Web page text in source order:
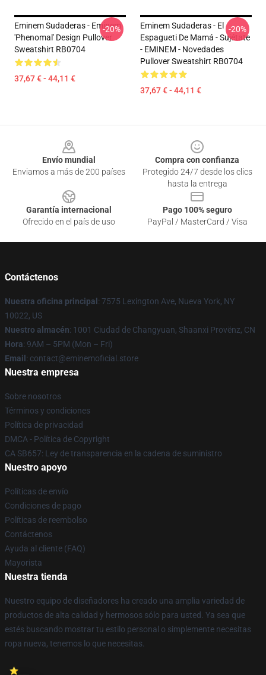
Eminem Sudaderas - Eminem
'Phenomal' Design Pullover
Sweatshirt RB0704
37,67 € - 44,11 €
-20%
Eminem Sudaderas - El
Espagueti De Mamá - Sujétate
- EMINEM - Novedades
Pullover Sweatshirt RB0704
37,67 € - 44,11 €
-20%
Envío mundial
Enviamos a más de 200 países
Compra con confianza
Protegido 24/7 desde los clics
hasta la entrega
Garantía internacional
Ofrecido en el país de uso
Pago 100% seguro
PayPal / MasterCard / Visa
Contáctenos
Nuestra oficina principal : 7575 Lexington Ave, Nueva York, NY
10022, US
Nuestro almacén: 1001 Ciudad de Changyuan, Shaanxi Provënz, CN
Hora: 9AM – 5PM (Mon – Fri)
Email : contact@eminemoficial.store
Nuestra empresa
Sobre nosotros
Términos y condiciones
Política de privacidad
DMCA - Política de Copyright
CA SB657: Ley de transparencia en la cadena de suministro
Nuestro apoyo
Políticas de envío
Condiciones de pago
Políticas de reembolso
Contáctenos
Ayuda al cliente (FAQ)
Mayorista
Nuestra tienda
Nuestro equipo de diseñadores ha creado una amplia variedad de
productos de alta calidad y hermosos sólo para usted. Ya sea que
estés buscando mostrar tu estilo personal o simplemente necesitas
ropa nueva, tenemos lo que necesitas.